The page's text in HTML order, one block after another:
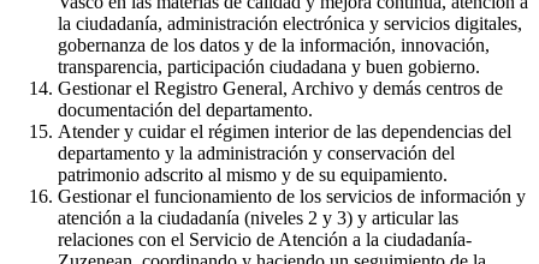
la ciudadanía, administración electrónica y servicios digitales,
gobernanza de los datos y de la información, innovación,
transparencia, participación ciudadana y buen gobierno.
Gestionar el Registro General, Archivo y demás centros de
documentación del departamento.
Atender y cuidar el régimen interior de las dependencias del
departamento y la administración y conservación del
patrimonio adscrito al mismo y de su equipamiento.
Gestionar el funcionamiento de los servicios de información y
atención a la ciudadanía (niveles 2 y 3) y articular las
relaciones con el Servicio de Atención a la ciudadanía-